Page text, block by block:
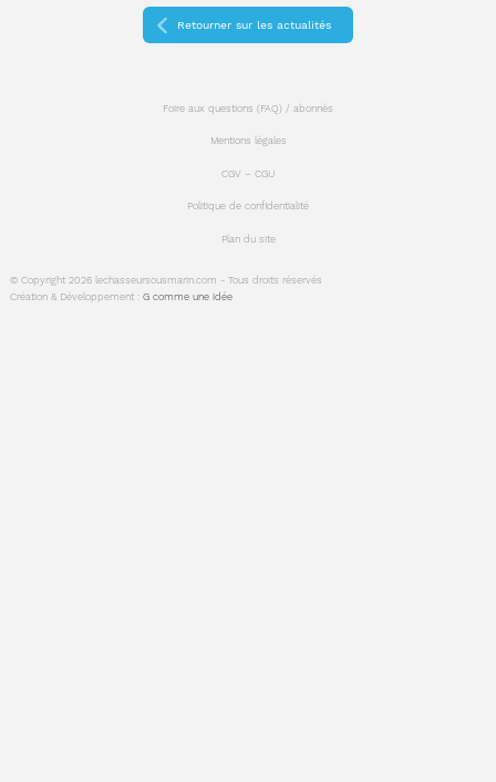
Retourner sur les actualités
© Copyright 2026 lechasseursousmarin.com - Tous droits réservés
Création & Développement :G comme une idée
Foire aux questions (FAQ) / abonnés
Mentions légales
CGV – CGU
Politique de confidentialité
Plan du site